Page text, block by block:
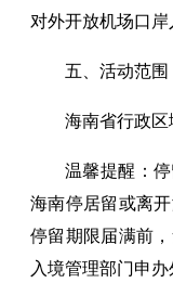
对外开放机场口岸
五、活动范围
海南省行政区
温馨提醒：
海南停居留或离
停留期限届满前
入境管理部门申办